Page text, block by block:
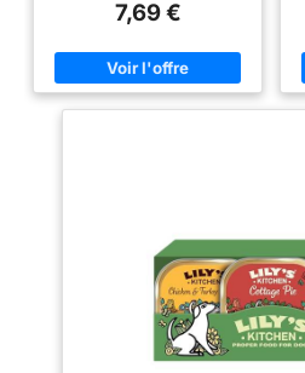
Sucres Ajoutés, Pate en
seniors, de toutes tailles et
Nourriture humide pour chiens
sans céréales et sans gluten
avec des prébiotiques.
7,69 €